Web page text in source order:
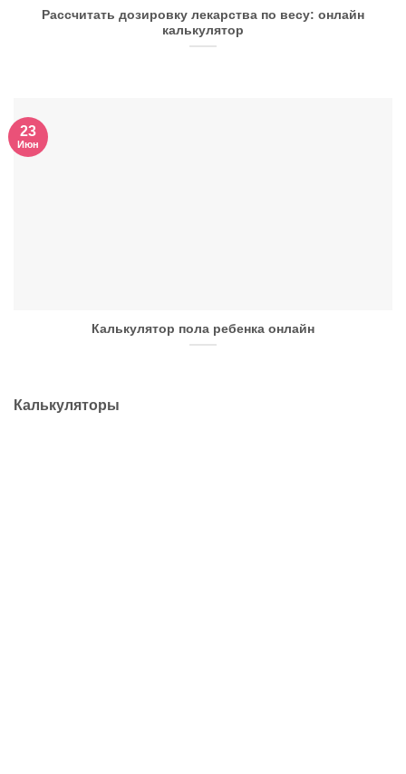
Рассчитать дозировку лекарства по весу: онлайн
калькулятор
Калькулятор пола ребенка онлайн
23
Июн
Калькуляторы